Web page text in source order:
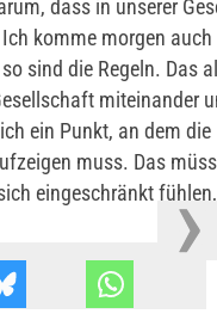
dass in unserer
komme morgen
sind die Regeln. Das
miteinander
ein Punkt, an dem die
muss. Das
eingeschränkt